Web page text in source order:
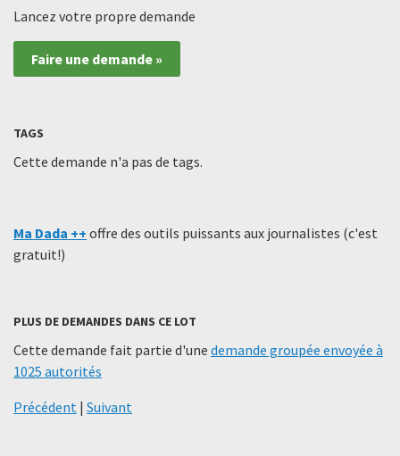
Lancez votre propre demande
Faire une demande »
TAGS
Cette demande n'a pas de tags.
Ma Dada ++ offre des outils puissants aux journalistes (c'est
gratuit!)
PLUS DE DEMANDES DANS CE LOT
Cette demande fait partie d'une demande groupée envoyée à
1025 autorités
Précédent | Suivant